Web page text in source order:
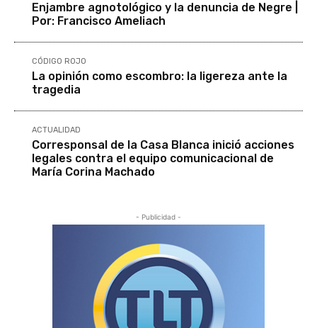
Enjambre agnotológico y la denuncia de Negre |
Por: Francisco Ameliach
CÓDIGO ROJO
La opinión como escombro: la ligereza ante la
tragedia
ACTUALIDAD
Corresponsal de la Casa Blanca inició acciones
legales contra el equipo comunicacional de
María Corina Machado
- Publicidad -